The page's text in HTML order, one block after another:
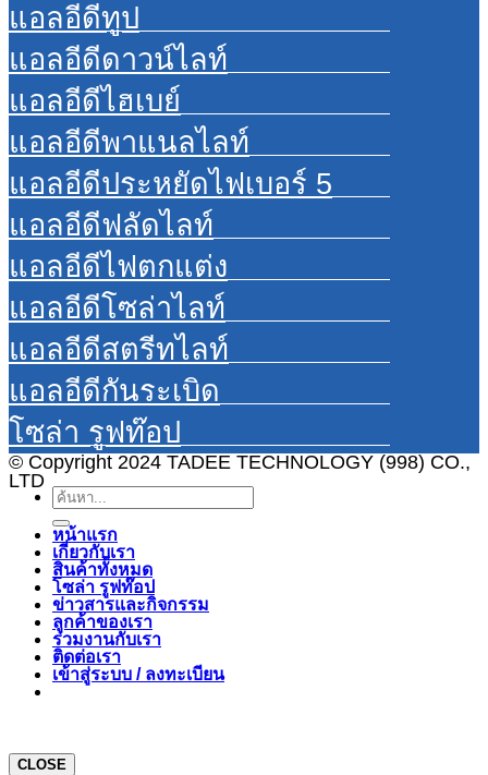
แอลอีดีทูป
แอลอีดีดาวน์ไลท์
แอลอีดีไฮเบย์
แอลอีดีพาแนลไลท์
แอลอีดีประหยัดไฟเบอร์ 5
แอลอีดีฟลัดไลท์
แอลอีดีไฟตกแต่ง
แอลอีดีโซล่าไลท์
แอลอีดีสตรีทไลท์
แอลอีดีกันระเบิด
โซล่า รูฟท๊อป
© Copyright 2024 TADEE TECHNOLOGY (998) CO.,
LTD
ค้นหา:
หน้าแรก
เกี่ยวกับเรา
สินค้าทั้งหมด
โซล่า รูฟท๊อป
ข่าวสารและกิจกรรม
ลูกค้าของเรา
ร่วมงานกับเรา
ติดต่อเรา
เข้าสู่ระบบ / ลงทะเบียน
CLOSE